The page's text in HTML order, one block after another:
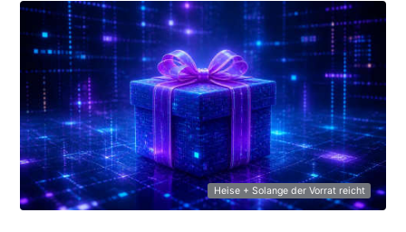
Heise + Solange der Vorrat reicht